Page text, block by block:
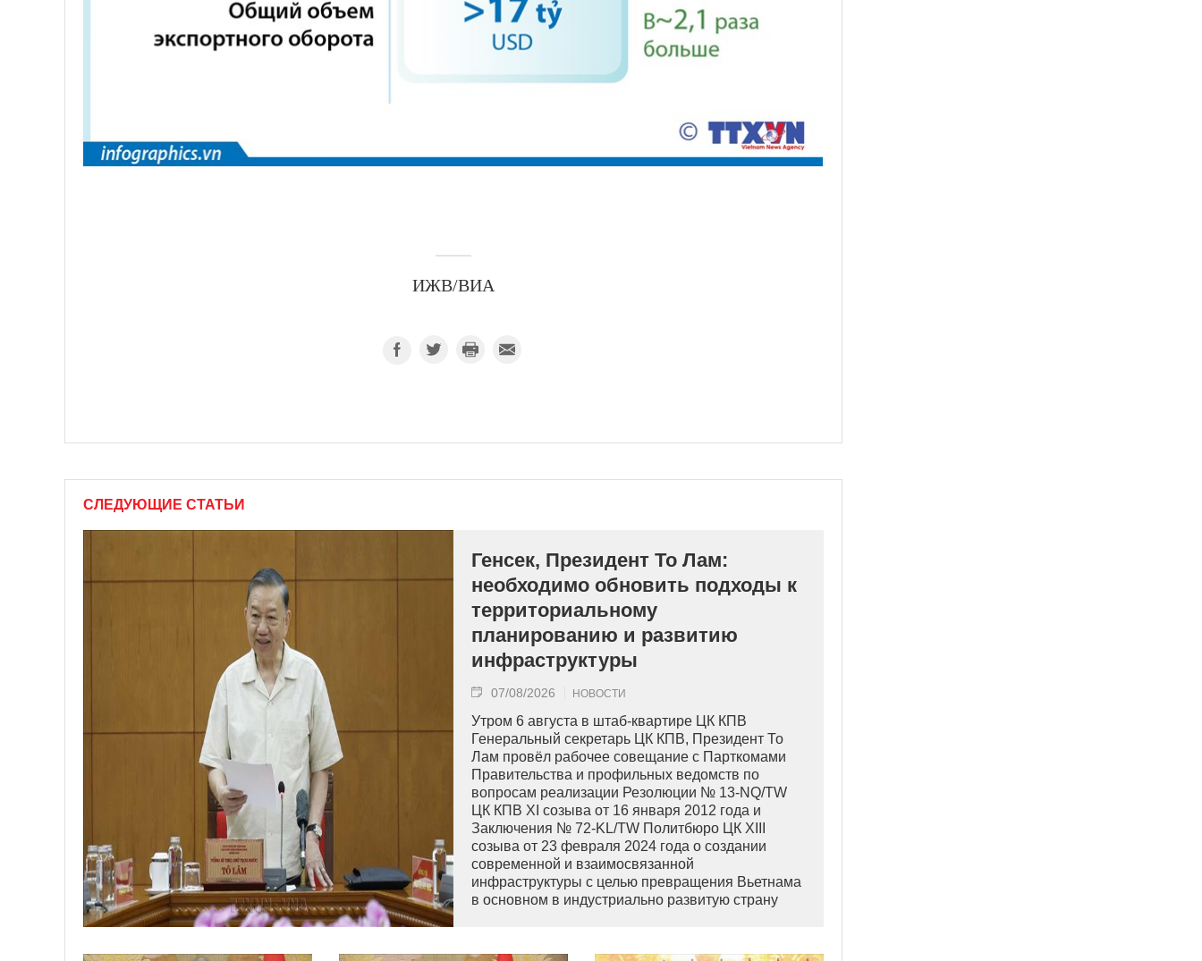
ИЖВ/ВИА
СЛЕДУЮЩИЕ СТАТЬИ
Генсек, Президент То Лам:
необходимо обновить подходы к
территориальному
планированию и развитию
инфраструктуры
07/08/2026 НОВОСТИ
Утром 6 августа в штаб-квартире ЦК КПВ
Генеральный секретарь ЦК КПВ, Президент То
Лам провёл рабочее совещание с Парткомами
Правительства и профильных ведомств по
вопросам реализации Резолюции № 13-NQ/TW
ЦК КПВ XI созыва от 16 января 2012 года и
Заключения № 72-KL/TW Политбюро ЦК XIII
созыва от 23 февраля 2024 года о создании
современной и взаимосвязанной
инфраструктуры с целью превращения Вьетнама
в основном в индустриально развитую страну